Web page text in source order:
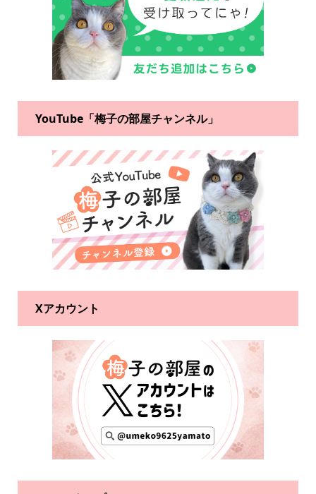
YouTube「梅子の部屋チャンネル」
Xアカウント